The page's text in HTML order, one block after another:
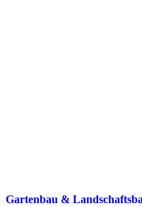
Gartenbau &